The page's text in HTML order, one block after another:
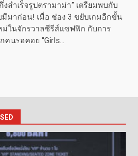
สำเร็จรูปตรามาม่า” เตรียมพบกับ
มาก่อน! เมื่อ ช่อง 3 ขยับเกมอีกขั้น
ในจักรวาลซีรีส์แซฟฟิก กับการ
นรอคอย “Girls...